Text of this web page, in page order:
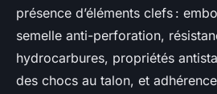
présence d’éléments clefs :
semelle anti-perforation,
hydrocarbures, propriétés
des chocs au talon, et